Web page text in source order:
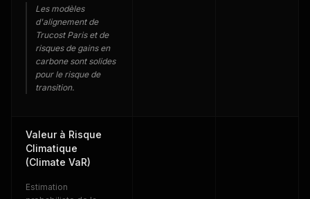
Les modèles
d'alignement de
Trucost Paris et de
risques de gains en
carbone sont solides
pour le risque de
transition.
Valeur à Risque
Climatique
(Climate VaR)
Estimation